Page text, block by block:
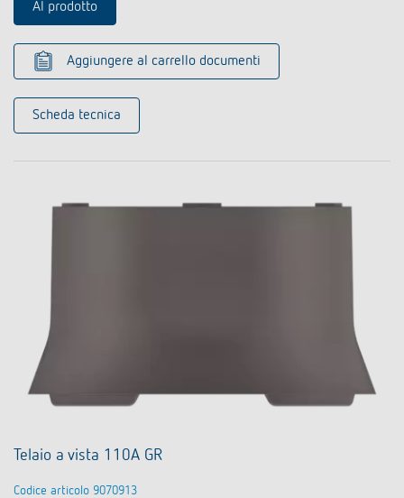
Al prodotto
Aggiungere al carrello documenti
Scheda tecnica
Telaio a vista 110A GR
Codice articolo 9070913